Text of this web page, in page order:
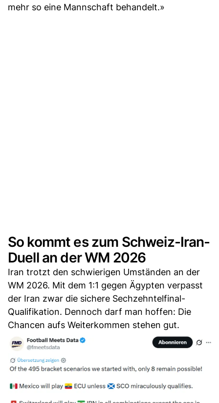
mehr so eine Mannschaft behandelt.»
So kommt es zum Schweiz-Iran-
Duell an der WM 2026
Iran trotzt den schwierigen Umständen an der
WM 2026. Mit dem 1:1 gegen Ägypten verpasst
der Iran zwar die sichere Sechzehntelfinal-
Qualifikation. Dennoch darf man hoffen: Die
Chancen aufs Weiterkommen stehen gut.